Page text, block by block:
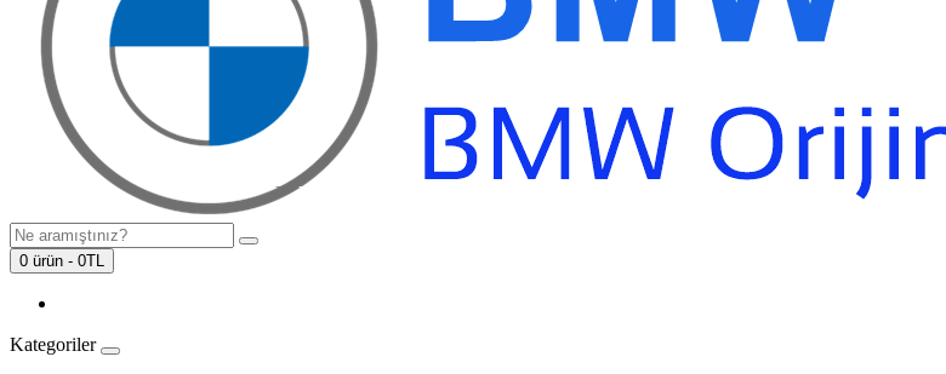
0 ürün - 0TL
Kategoriler